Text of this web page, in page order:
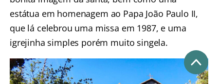
estátua em homenagem ao Papa João Paulo II,
que lá celebrou uma missa em 1987, e uma
igrejinha simples porém muito singela.